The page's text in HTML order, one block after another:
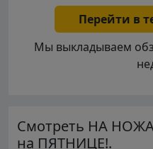
Перейти в
Мы выкладываем
Смотреть НА
на ПЯТНИЦЕ!.